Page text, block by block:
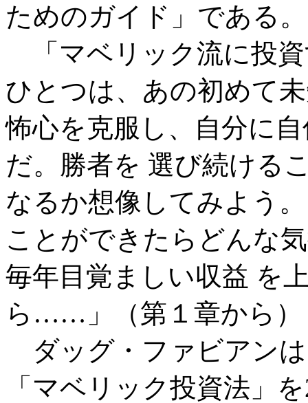
ためのガイド」である。
「マベリック流に投
ひとつは、あの初めて
怖心を克服し、自分に
だ。勝者を 選び続ける
なるか想像してみよう
ことができたらどんな
毎年目覚ましい収益 を
ら……」（第１章から）
ダッグ・ファビアン
「マベリック投資法」